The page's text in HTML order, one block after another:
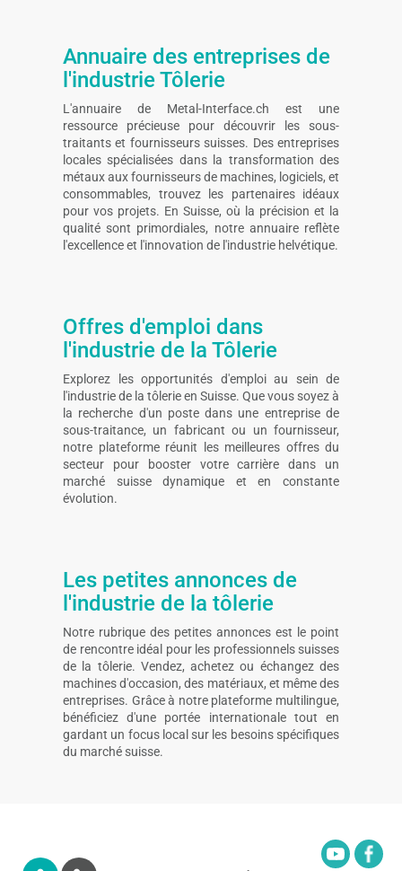
Annuaire des entreprises de
l'industrie Tôlerie
L'annuaire de Metal-Interface.ch est une
ressource précieuse pour découvrir les sous-
traitants et fournisseurs suisses. Des entreprises
locales spécialisées dans la transformation des
métaux aux fournisseurs de machines, logiciels, et
consommables, trouvez les partenaires idéaux
pour vos projets. En Suisse, où la précision et la
qualité sont primordiales, notre annuaire reflète
l'excellence et l'innovation de l'industrie helvétique.
Offres d'emploi dans
l'industrie de la Tôlerie
Explorez les opportunités d'emploi au sein de
l'industrie de la tôlerie en Suisse. Que vous soyez à
la recherche d'un poste dans une entreprise de
sous-traitance, un fabricant ou un fournisseur,
notre plateforme réunit les meilleures offres du
secteur pour booster votre carrière dans un
marché suisse dynamique et en constante
évolution.
Les petites annonces de
l'industrie de la tôlerie
Notre rubrique des petites annonces est le point
de rencontre idéal pour les professionnels suisses
de la tôlerie. Vendez, achetez ou échangez des
machines d'occasion, des matériaux, et même des
entreprises. Grâce à notre plateforme multilingue,
bénéficiez d'une portée internationale tout en
gardant un focus local sur les besoins spécifiques
du marché suisse.